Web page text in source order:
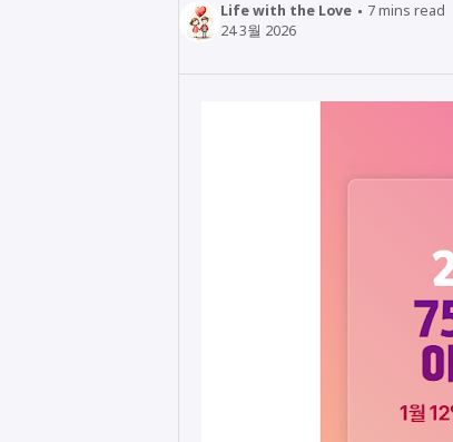
Life with the Love 7mins read
24 3월 2026